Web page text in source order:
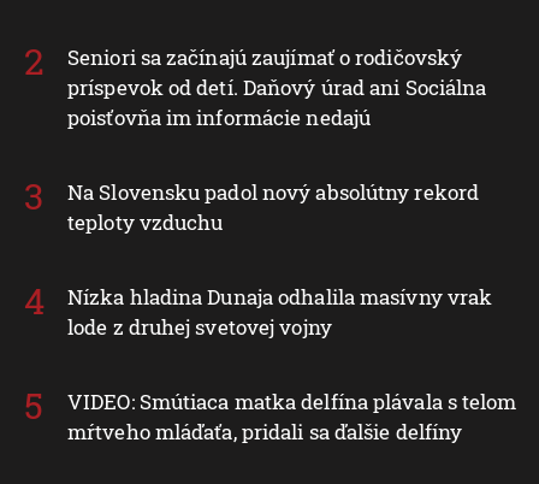
Seniori sa začínajú zaujímať o rodičovský
príspevok od detí. Daňový úrad ani Sociálna
poisťovňa im informácie nedajú
Na Slovensku padol nový absolútny rekord
teploty vzduchu
Nízka hladina Dunaja odhalila masívny vrak
lode z druhej svetovej vojny
VIDEO: Smútiaca matka delfína plávala s telom
mŕtveho mláďaťa, pridali sa ďalšie delfíny